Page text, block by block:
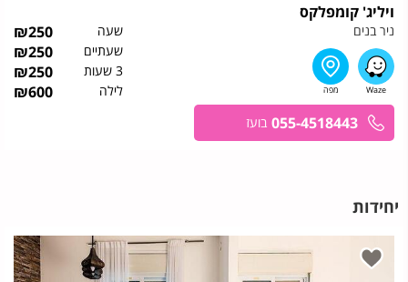
ויליג' קומפלקס
ניר בנים שעה ₪250
שעתיים ₪250
3 שעות ₪250
לילה ₪600
055-4518443 בועז
יחידות